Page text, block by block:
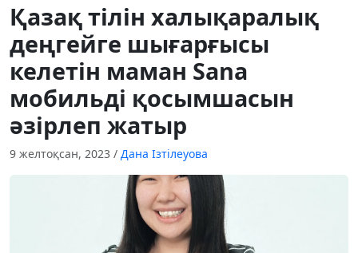
Қазақ тілін халықаралық
деңгейге шығарғысы
келетін маман Sana
мобильді қосымшасын
әзірлеп жатыр
9 желтоқсан, 2023 / Дана Ізтілеуова